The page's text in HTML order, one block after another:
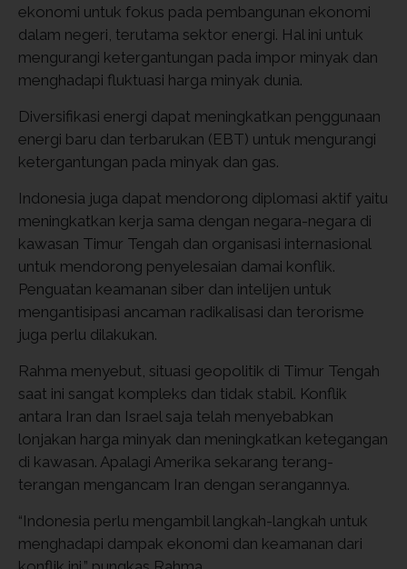
ekonomi untuk fokus pada pembangunan ekonomi
dalam negeri, terutama sektor energi. Hal ini untuk
mengurangi ketergantungan pada impor minyak dan
menghadapi fluktuasi harga minyak dunia.
Diversifikasi energi dapat meningkatkan penggunaan
energi baru dan terbarukan (EBT) untuk mengurangi
ketergantungan pada minyak dan gas.
Indonesia juga dapat mendorong diplomasi aktif yaitu
meningkatkan kerja sama dengan negara-negara di
kawasan Timur Tengah dan organisasi internasional
untuk mendorong penyelesaian damai konflik.
Penguatan keamanan siber dan intelijen untuk
mengantisipasi ancaman radikalisasi dan terorisme
juga perlu dilakukan.
Rahma menyebut, situasi geopolitik di Timur Tengah
saat ini sangat kompleks dan tidak stabil. Konflik
antara Iran dan Israel saja telah menyebabkan
lonjakan harga minyak dan meningkatkan ketegangan
di kawasan. Apalagi Amerika sekarang terang-
terangan mengancam Iran dengan serangannya.
“Indonesia perlu mengambil langkah-langkah untuk
menghadapi dampak ekonomi dan keamanan dari